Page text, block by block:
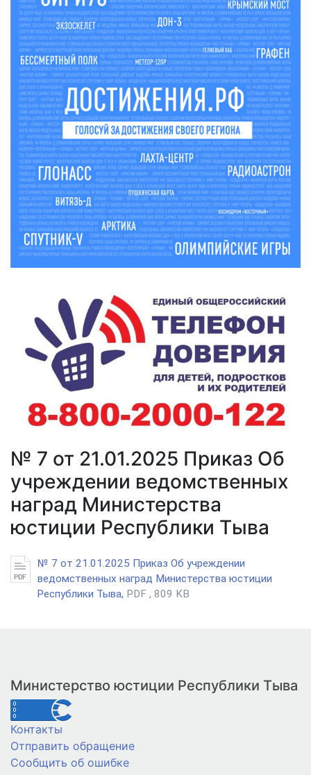
№ 7 от 21.01.2025 Приказ Об
учреждении ведомственных
наград Министерства
юстиции Республики Тыва
№ 7 от 21.01.2025 Приказ Об учреждении
ведомственных наград Министерства юстиции
Республики Тыва, PDF , 809 KB
Министерство юстиции Республики Тыва
Контакты
Отправить обращение
Сообщить об ошибке